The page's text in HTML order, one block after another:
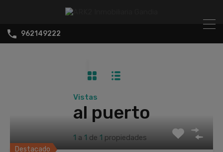
962149222
Vistas
al puerto
1 a 1 de 1 propiedades
Destacado